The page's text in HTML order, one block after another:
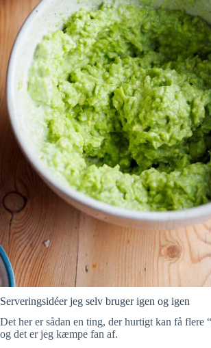
Serveringsidéer jeg selv bruger igen og igen
Det her er sådan en ting, der hurtigt kan få flere
og det er jeg kæmpe fan af.